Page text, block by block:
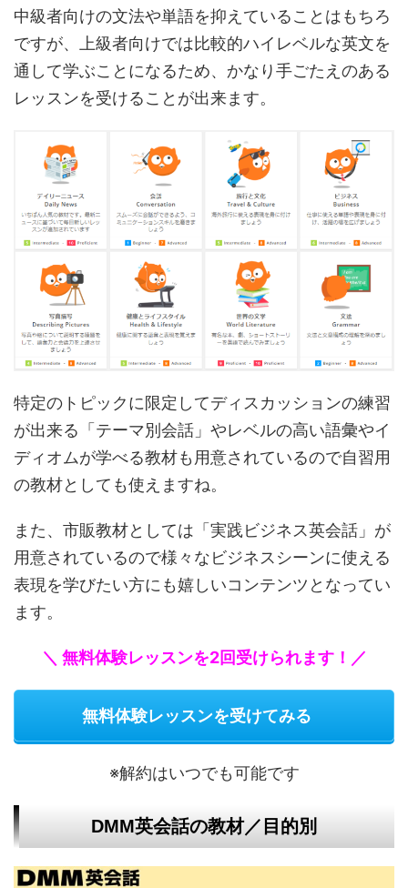
中級者向けの文法や単語を抑えていることはもちろ
ですが、上級者向けでは比較的ハイレベルな英文を
通して学ぶことになるため、かなり手ごたえのある
レッスンを受けることが出来ます。
特定のトピックに限定してディスカッションの練習
が出来る「テーマ別会話」やレベルの高い語彙やイ
ディオムが学べる教材も用意されているので自習用
の教材としても使えますね。
また、市販教材としては「実践ビジネス英会話」が
用意されているので様々なビジネスシーンに使える
表現を学びたい方にも嬉しいコンテンツとなってい
ます。
＼ 無料体験レッスンを2回受けられます！／
無料体験レッスンを受けてみる
※解約はいつでも可能です
DMM英会話の教材／目的別